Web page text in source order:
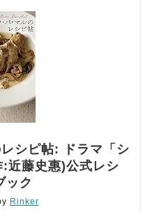
シピ帖: ドラマ「シ
近藤史惠)公式レシ
ック
Rinker
読書グッズ